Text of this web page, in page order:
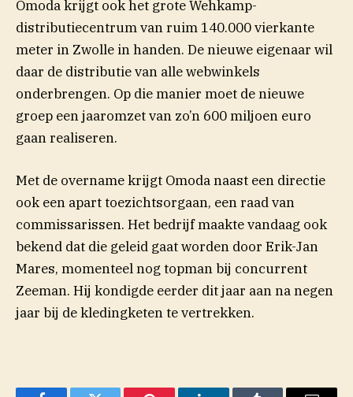
Omoda krijgt ook het grote Wehkamp-
distributiecentrum van ruim 140.000 vierkante
meter in Zwolle in handen. De nieuwe eigenaar wil
daar de distributie van alle webwinkels
onderbrengen. Op die manier moet de nieuwe
groep een jaaromzet van zo’n 600 miljoen euro
gaan realiseren.
Met de overname krijgt Omoda naast een directie
ook een apart toezichtsorgaan, een raad van
commissarissen. Het bedrijf maakte vandaag ook
bekend dat die geleid gaat worden door Erik-Jan
Mares, momenteel nog topman bij concurrent
Zeeman. Hij kondigde eerder dit jaar aan na negen
jaar bij de kledingketen te vertrekken.